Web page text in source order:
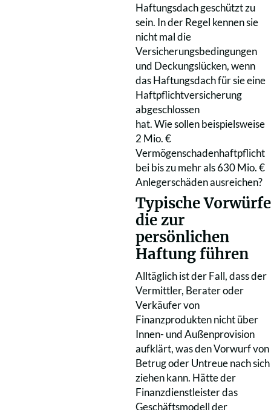
Haftungsdach geschützt zu
sein. In der Regel kennen sie
nicht mal die
Versicherungsbedingungen
und Deckungslücken, wenn
das Haftungsdach für sie eine
Haftpflichtversicherung
abgeschlossen
hat. Wie sollen beispielsweise
2 Mio. €
Vermögenschadenhaftpflicht
bei bis zu mehr als 630 Mio. €
Anlegerschäden ausreichen?
Typische Vorwürfe
die zur
persönlichen
Haftung führen
Alltäglich ist der Fall, dass der
Vermittler, Berater oder
Verkäufer von
Finanzprodukten nicht über
Innen- und Außenprovision
aufklärt, was den Vorwurf von
Betrug oder Untreue nach sich
ziehen kann. Hätte der
Finanzdienstleister das
Geschäftsmodell der